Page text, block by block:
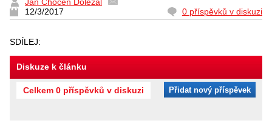
12/3/2017
0 příspěvků v diskuzi
SDÍLEJ:
Diskuze k článku
Celkem 0 příspěvků v diskuzi Přidat nový příspěvek